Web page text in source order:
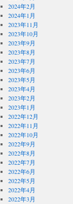
2024年2月
2024年1月
2023年11月
2023年10月
2023年9月
2023年8月
2023年7月
2023年6月
2023年5月
2023年4月
2023年2月
2023年1月
2022年12月
2022年11月
2022年10月
2022年9月
2022年8月
2022年7月
2022年6月
2022年5月
2022年4月
2022年3月